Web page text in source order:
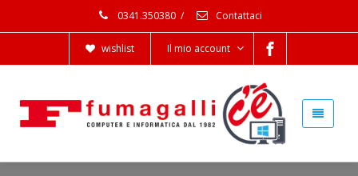
0341.350380 / Contattaci
wishlist Il mio account